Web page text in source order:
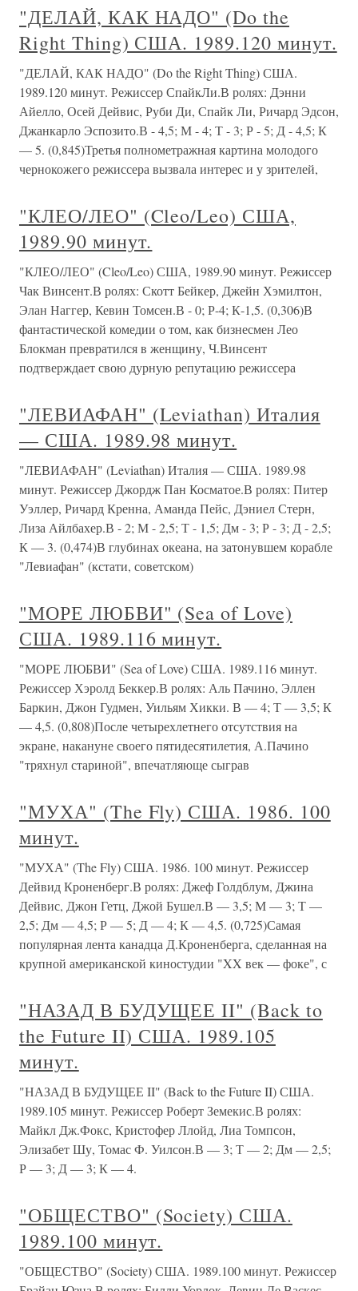
"ДЕЛАЙ, КАК НАДО" (Do the
Right Thing) США. 1989.120 минут.
"ДЕЛАЙ, КАК НАДО" (Do the Right Thing) США.
1989.120 минут. Режиссер СпайкЛи.В ролях: Дэнни
Айелло, Осей Дейвис, Руби Ди, Спайк Ли, Ричард Эдсон,
Джанкарло Эспозито.В - 4,5; М - 4; Т - 3; Р - 5; Д - 4,5; К
— 5. (0,845)Третья полнометражная картина молодого
чернокожего режиссера вызвала интерес и у зрителей,
"КЛЕО/ЛЕО" (Cleo/Leo) США,
1989.90 минут.
"КЛЕО/ЛЕО" (Cleo/Leo) США, 1989.90 минут. Режиссер
Чак Винсент.В ролях: Скотт Бейкер, Джейн Хэмилтон,
Элан Наггер, Кевин Томсен.В - 0; Р-4; К-1,5. (0,306)В
фантастической комедии о том, как бизнесмен Лео
Блокман превратился в женщину, Ч.Винсент
подтверждает свою дурную репутацию режиссера
"ЛЕВИАФАН" (Leviathan) Италия
— США. 1989.98 минут.
"ЛЕВИАФАН" (Leviathan) Италия — США. 1989.98
минут. Режиссер Джордж Пан Косматое.В ролях: Питер
Уэллер, Ричард Кренна, Аманда Пейс, Дэниел Стерн,
Лиза Айлбахер.В - 2; М - 2,5; Т - 1,5; Дм - 3; Р - 3; Д - 2,5;
К — 3. (0,474)В глубинах океана, на затонувшем корабле
"Левиафан" (кстати, советском)
"МОРЕ ЛЮБВИ" (Sea of Love)
США. 1989.116 минут.
"МОРЕ ЛЮБВИ" (Sea of Love) США. 1989.116 минут.
Режиссер Хэролд Беккер.В ролях: Аль Пачино, Эллен
Баркин, Джон Гудмен, Уильям Хикки. В — 4; Т — 3,5; К
— 4,5. (0,808)После четырехлетнего отсутствия на
экране, накануне своего пятидесятилетия, А.Пачино
"тряхнул стариной", впечатляюще сыграв
"МУХА" (The Fly) США. 1986. 100
минут.
"МУХА" (The Fly) США. 1986. 100 минут. Режиссер
Дейвид Кроненберг.В ролях: Джеф Голдблум, Джина
Дейвис, Джон Гетц, Джой Бушел.В — 3,5; М — 3; Т —
2,5; Дм — 4,5; Р — 5; Д — 4; К — 4,5. (0,725)Самая
популярная лента канадца Д.Кроненберга, сделанная на
крупной американской киностудии "XX век — фоке", с
"НАЗАД В БУДУЩЕЕ II" (Back to
the Future II) США. 1989.105
минут.
"НАЗАД В БУДУЩЕЕ II" (Back to the Future II) США.
1989.105 минут. Режиссер Роберт Земекис.В ролях:
Майкл Дж.Фокс, Кристофер Ллойд, Лиа Томпсон,
Элизабет Шу, Томас Ф. Уилсон.В — 3; Т — 2; Дм — 2,5;
Р — 3; Д — 3; К — 4.
"ОБЩЕСТВО" (Society) США.
1989.100 минут.
"ОБЩЕСТВО" (Society) США. 1989.100 минут. Режиссер